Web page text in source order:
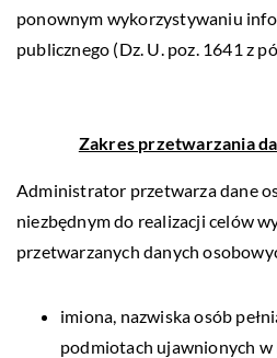
ponownym wykorzystywaniu
publicznego (Dz. U. poz. 1641 z
Zakres przetwarzania
Administrator przetwarza dane
niezbędnym do realizacji celów
przetwarzanych danych
imiona, nazwiska osób
podmiotach ujawnionych